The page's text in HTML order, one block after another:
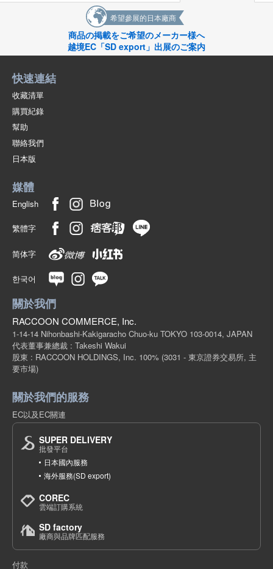
希望參展的日本廠商
商品の掲載をご希望のメーカー様へ
越境EC「SD export」出展のご案内
快速連結
收藏清單
購買紀錄
幫助
聯絡我們
日本版
媒體
English
繁體字
简体字
한국어
關於我們
RACCOON COMMERCE, Inc.
1-14-14 Nihonbashi-Kakigaracho Chuo-ku TOKYO 103-0014, JAPAN
代表董事兼總裁 : Takeshi Wakui
股東 : RACCOON HOLDINGS, Inc. 100% (3031 - 東京證券交易所, 主
要市場)
關於我們的服務
EC以及EC關連
SUPER DELIVERY
批發平台
日本國內服務
海外服務(SD export)
COREC
雲端訂購系統
SD factory
廠商與品牌匹配服務
付款